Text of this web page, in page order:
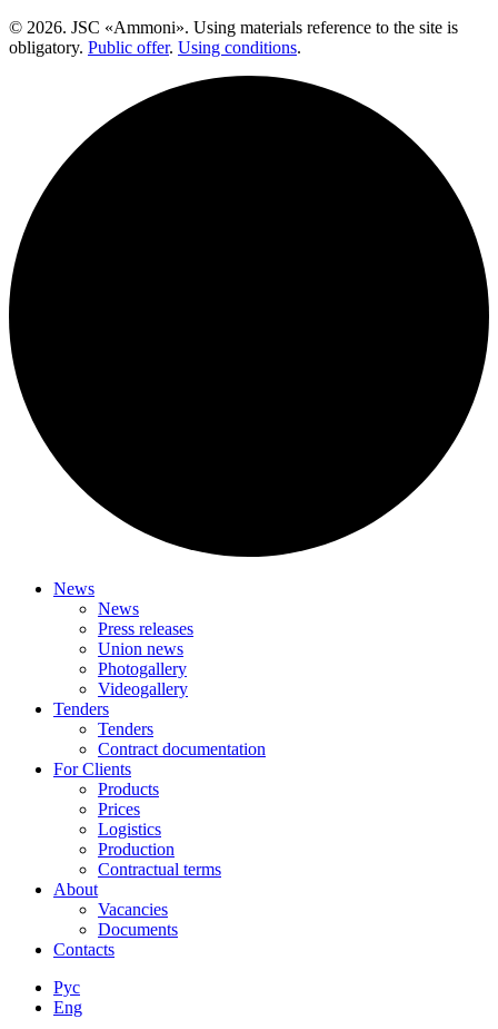
© 2026. JSC «Ammoni». Using materials reference to the site is
obligatory. Public offer. Using conditions.
News
News
Press releases
Union news
Photogallery
Videogallery
Tenders
Tenders
Contract documentation
For Сlients
Products
Prices
Logistics
Production
Contractual terms
About
Vacancies
Documents
Contacts
Рус
Eng